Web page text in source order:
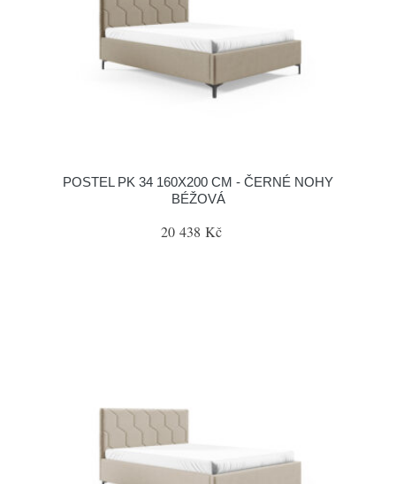
POSTEL PK 34 160X200 CM - ČERNÉ NOHY
BÉŽOVÁ
20 438 Kč